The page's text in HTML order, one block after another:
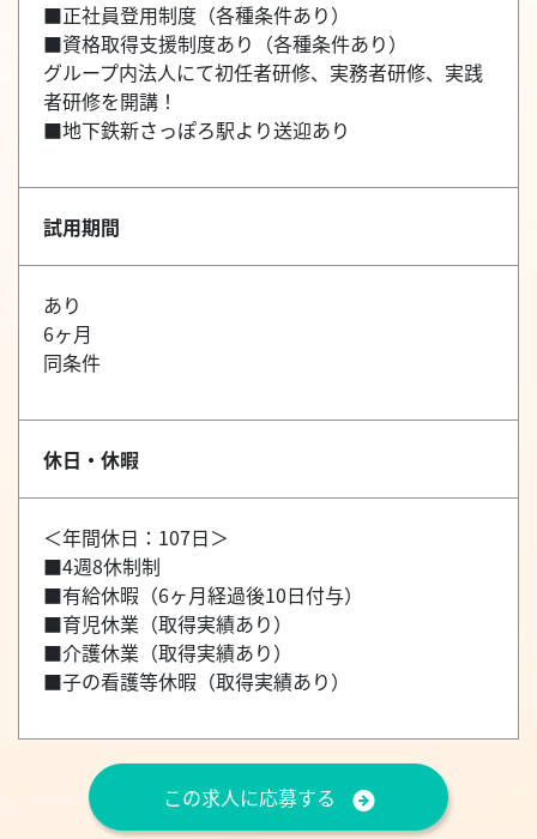
■正社員登用制度（各種条件あり）
■資格取得支援制度あり（各種条件あり）
グループ内法人にて初任者研修、実務者研修、実践
者研修を開講！
■地下鉄新さっぽろ駅より送迎あり
試用期間
あり
6ヶ月
同条件
休日・休暇
＜年間休日：107日＞
■4週8休制制
■有給休暇（6ヶ月経過後10日付与）
■育児休業（取得実績あり）
■介護休業（取得実績あり）
■子の看護等休暇（取得実績あり）
この求人に応募する